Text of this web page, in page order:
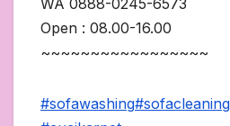
WA 0888-0245-6573
Open : 08.00-16.00
~~~~~~~~~~~~~~~~~
#sofawashing#sofacleaning